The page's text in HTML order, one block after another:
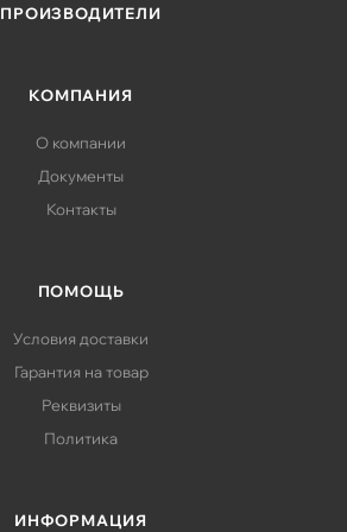
ПРОИЗВОДИТЕЛИ
КОМПАНИЯ
О компании
Документы
Контакты
ПОМОЩЬ
Условия доставки
Гарантия на товар
Реквизиты
Политика
ИНФОРМАЦИЯ